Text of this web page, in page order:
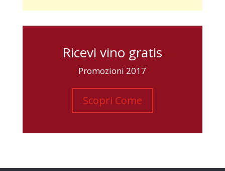
Ricevi vino gratis
Promozioni 2017
Scopri Come